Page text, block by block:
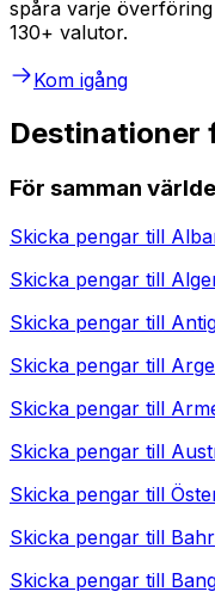
spåra varje
130+ valutor.
Kom igång
Destinationer
För samman
Skicka pengar till
Skicka pengar till
Skicka pengar till
Skicka pengar till
Skicka pengar till
Skicka pengar till
Skicka pengar till
Skicka pengar till
Skicka pengar till